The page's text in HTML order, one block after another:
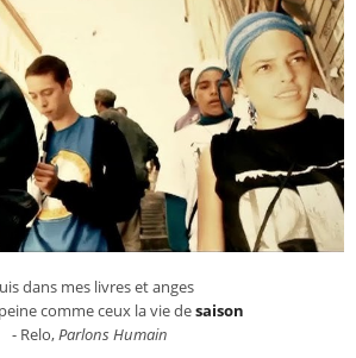
dans mes livres et anges
comme ceux la vie desaison
- Relo,Parlons Humain